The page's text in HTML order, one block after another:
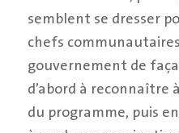
semblent se dresser
chefs
gouvernement de
d’abord à
du programme, puis